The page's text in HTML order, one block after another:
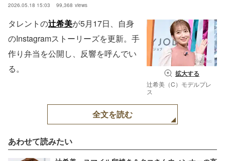
2026.05.18 15:03 99,368 views
拡大する
辻希美（C）モデルプレ
ス
タレントの辻希美が5月17日、自身
のInstagramストーリーズを更新。手
作り弁当を公開し、反響を呼んでい
る。
全文を読む
あわせて読みたい